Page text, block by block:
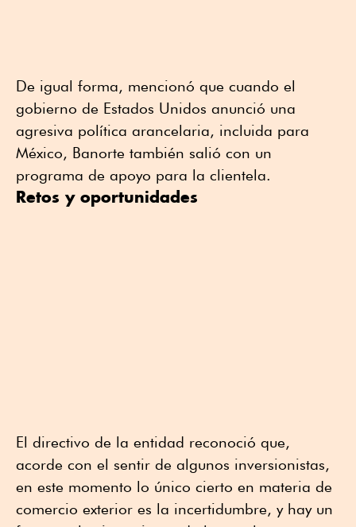
De igual forma, mencionó que cuando el
gobierno de Estados Unidos anunció una
agresiva política arancelaria, incluida para
México, Banorte también salió con un
programa de apoyo para la clientela.
Retos y oportunidades
El directivo de la entidad reconoció que,
acorde con el sentir de algunos inversionistas,
en este momento lo único cierto en materia de
comercio exterior es la incertidumbre, y hay un